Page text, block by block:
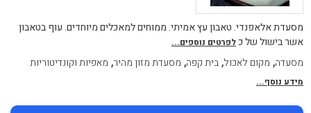
מסעדת אלאפנדי. טאבון עץ אמיתי. ממוחים למאכלים מיוחדים. עוף בטאבון
אשר בישול של כלפרטים נוספים...
מסעדה, מקום לאכול,בית קפה, מסעדת מזון מהיר, מאפיות וקונדיטוריות
מידע נוסף...